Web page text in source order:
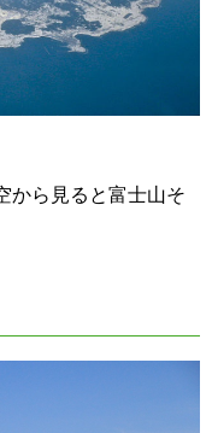
から見ると富士山そ